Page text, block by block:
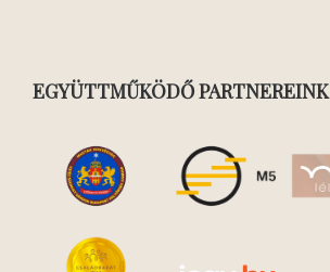
EGYÜTTMŰKÖDŐ PARTNEREINK